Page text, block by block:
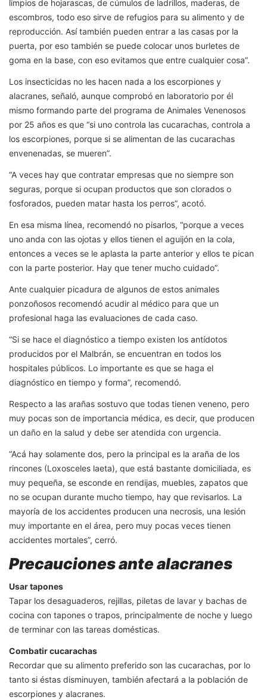
limpios de hojarascas, de cúmulos de ladrillos, maderas, de
escombros, todo eso sirve de refugios para su alimento y de
reproducción. Así también pueden entrar a las casas por la
puerta, por eso también se puede colocar unos burletes de
goma en la base, con eso evitamos que entre cualquier cosa”.
Los insecticidas no les hacen nada a los escorpiones y
alacranes, señaló, aunque comprobó en laboratorio por él
mismo formando parte del programa de Animales Venenosos
por 25 años es que “si uno controla las cucarachas, controla a
los escorpiones, porque si se alimentan de las cucarachas
envenenadas, se mueren”.
“A veces hay que contratar empresas que no siempre son
seguras, porque si ocupan productos que son clorados o
fosforados, pueden matar hasta los perros”, acotó.
En esa misma línea, recomendó no pisarlos, “porque a veces
uno anda con las ojotas y ellos tienen el aguijón en la cola,
entonces a veces se le aplasta la parte anterior y ellos te pican
con la parte posterior. Hay que tener mucho cuidado”.
Ante cualquier picadura de algunos de estos animales
ponzoñosos recomendó acudir al médico para que un
profesional haga las evaluaciones de cada caso.
“Si se hace el diagnóstico a tiempo existen los antídotos
producidos por el Malbrán, se encuentran en todos los
hospitales públicos. Lo importante es que se haga el
diagnóstico en tiempo y forma”, recomendó.
Respecto a las arañas sostuvo que todas tienen veneno, pero
muy pocas son de importancia médica, es decir, que producen
un daño en la salud y debe ser atendida con urgencia.
“Acá hay solamente dos, pero la principal es la araña de los
rincones (Loxosceles laeta), que está bastante domiciliada, es
muy pequeña, se esconde en rendijas, muebles, zapatos que
no se ocupan durante mucho tiempo, hay que revisarlos. La
mayoría de los accidentes producen una necrosis, una lesión
muy importante en el área, pero muy pocas veces tienen
accidentes mortales”, cerró.
Precauciones ante alacranes
Usar tapones
Tapar los desaguaderos, rejillas, piletas de lavar y bachas de
cocina con tapones o trapos, principalmente de noche y luego
de terminar con las tareas domésticas.
Combatir cucarachas
Recordar que su alimento preferido son las cucarachas, por lo
tanto si éstas disminuyen, también afectará a la población de
escorpiones y alacranes.